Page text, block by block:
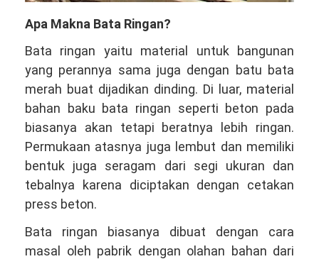
Apa Makna Bata Ringan?
Bata ringan yaitu material untuk bangunan
yang perannya sama juga dengan batu bata
merah buat dijadikan dinding. Di luar, material
bahan baku bata ringan seperti beton pada
biasanya akan tetapi beratnya lebih ringan.
Permukaan atasnya juga lembut dan memiliki
bentuk juga seragam dari segi ukuran dan
tebalnya karena diciptakan dengan cetakan
press beton.
Bata ringan biasanya dibuat dengan cara
masal oleh pabrik dengan olahan bahan dari